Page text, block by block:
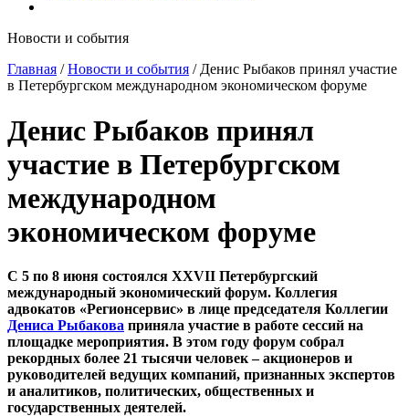
Новости и события
Главная /Новости и события / Денис Рыбаков принял участие
в Петербургском международном экономическом форуме
Денис Рыбаков принял
участие в Петербургском
международном
экономическом форуме
С 5 по 8 июня состоялся XXVII Петербургский
международный экономический форум. Коллегия
адвокатов «Регионсервис» в лице председателя Коллегии
Дениса Рыбакова приняла участие в работе сессий на
площадке мероприятия. В этом году форум собрал
рекордных более 21 тысячи человек – акционеров и
руководителей ведущих компаний, признанных экспертов
и аналитиков, политических, общественных и
государственных деятелей.